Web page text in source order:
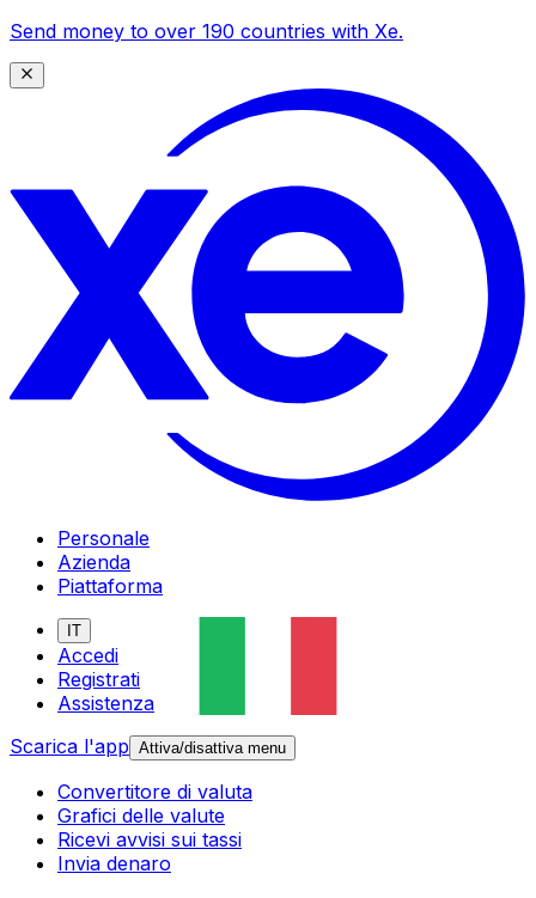
Send money to over 190 countries with Xe.
Personale
Azienda
Piattaforma
IT
Accedi
Registrati
Assistenza
Scarica l'app Attiva/disattiva menu
Convertitore di valuta
Grafici delle valute
Ricevi avvisi sui tassi
Invia denaro